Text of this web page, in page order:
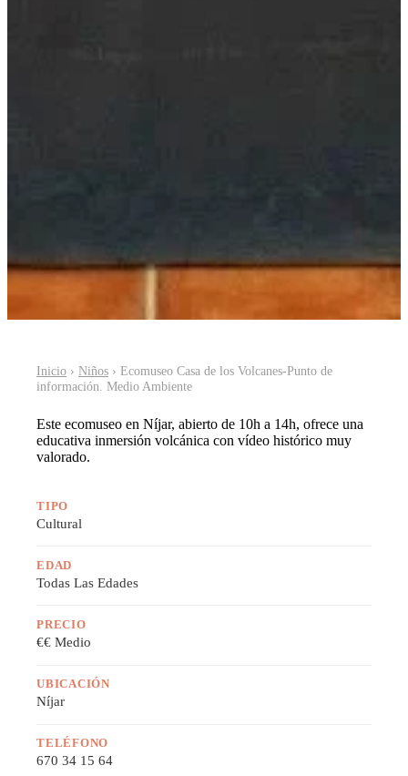
Inicio › Niños › Ecomuseo Casa de los Volcanes-Punto de
información. Medio Ambiente
Este ecomuseo en Níjar, abierto de 10h a 14h, ofrece una
educativa inmersión volcánica con vídeo histórico muy
valorado.
TIPO
Cultural
EDAD
Todas Las Edades
PRECIO
€€ Medio
UBICACIÓN
Níjar
TELÉFONO
670 34 15 64